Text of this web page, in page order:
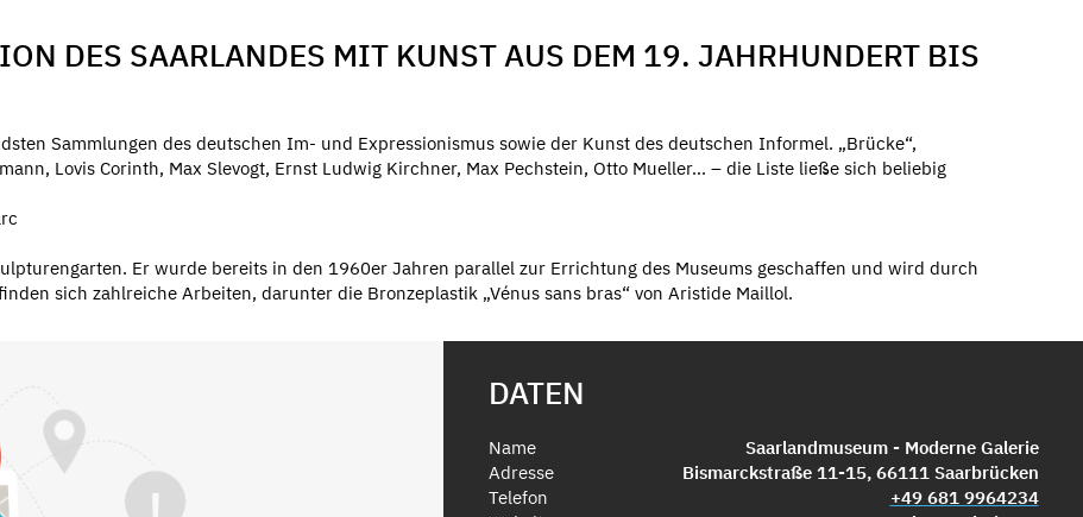
DES SAARLANDES MIT KUNST AUS DEM 19. JAHRHUNDERT BIS
Sammlungen des deutschen Im- und Expressionismus sowie der Kunst des deutschen Informel. „Brücke“,
Lovis Corinth, Max Slevogt, Ernst Ludwig Kirchner, Max Pechstein, Otto Mueller… – die Liste ließe sich beliebig
Er wurde bereits in den 1960er Jahren parallel zur Errichtung des Museums geschaffen und wird durch
sich zahlreiche Arbeiten, darunter die Bronzeplastik „Vénus sans bras“ von Aristide Maillol.
DATEN
Name
Saarlandmuseum - Moderne Galerie
Adresse
Bismarckstraße 11-15, 66111 Saarbrücken
Telefon
+49 681 9964234